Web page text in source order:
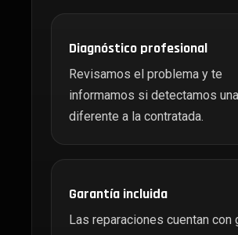
Diagnóstico profesional
Revisamos el problema y te
informamos si detectamos
diferente a la contratada.
Garantía incluida
Las reparaciones cuentan con